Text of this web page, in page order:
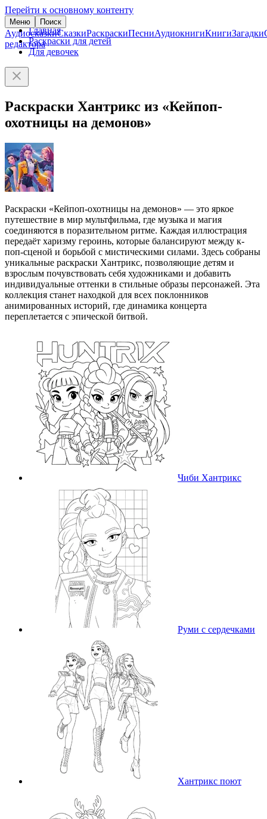
Перейти к основному контенту
Меню Поиск
АудиосказкиСказкиРаскраскиПесниАудиокнигиКнигиЗагадки
редактора
Главная
Раскраски для детей
Для девочек
Раскраски Хантрикс из «Кейпоп-
охотницы на демонов»
Раскраски «Кейпоп-охотницы на демонов» — это яркое
путешествие в мир мультфильма, где музыка и магия
соединяются в поразительном ритме. Каждая иллюстрация
передаёт харизму героинь, которые балансируют между к-
поп-сценой и борьбой с мистическими силами. Здесь собраны
уникальные раскраски Хантрикс, позволяющие детям и
взрослым почувствовать себя художниками и добавить
индивидуальные оттенки в стильные образы персонажей. Эта
коллекция станет находкой для всех поклонников
анимированных историй, где динамика концерта
переплетается с эпической битвой.
Чиби Хантрикс
Руми с сердечками
Хантрикс поют